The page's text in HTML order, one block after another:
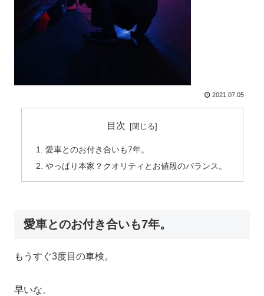
2021.07.05
目次
愛車とのお付き合いも7年。
やっぱり本家？クオリティとお値段のバランス。
愛車とのお付き合いも7年。
もうすぐ3度目の車検。
早いな。